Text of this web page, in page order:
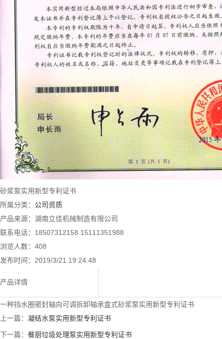
砂浆泵实用新型专利证书
所属分类： 公司资质
产品来源：湖南立佳机械制造有限公司
联系电话：18507312158 15111351988
浏览人数： 408
发布时间：2019/3/21 19:24:48
产品详情
一种挡水圈密封轴向可调拆卸轴承盒式砂浆泵实用新型专利证书
上一篇： 凝结水泵实用新型专利证书
下一篇： 餐厨垃圾处理泵实用新型专利证书